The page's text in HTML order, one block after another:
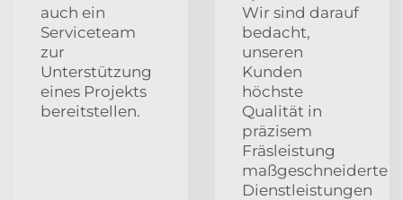
auch ein
Serviceteam
zur
Unterstützung
eines Projekts
bereitstellen.
Wir sind darauf
bedacht,
unseren
Kunden
höchste
Qualität in
präzisem
Fräsleistung
maßgeschneiderte
Dienstleistungen